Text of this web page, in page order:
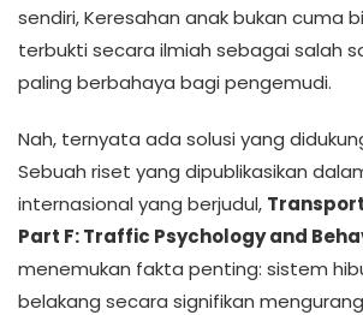
sendiri, Keresahan anak bukan cuma
terbukti secara ilmiah sebagai salah
paling berbahaya bagi pengemudi.
Nah, ternyata ada solusi yang
Sebuah riset yang dipublikasikan
internasional yang berjudul,
Part F: Traffic Psychology and
menemukan fakta penting: sistem
belakang secara signifikan